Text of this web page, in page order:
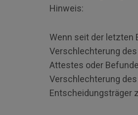
Hinweis:
Wenn seit der letzten
Verschlechterung
Attestes oder
Verschlechterung
Entscheidungsträger